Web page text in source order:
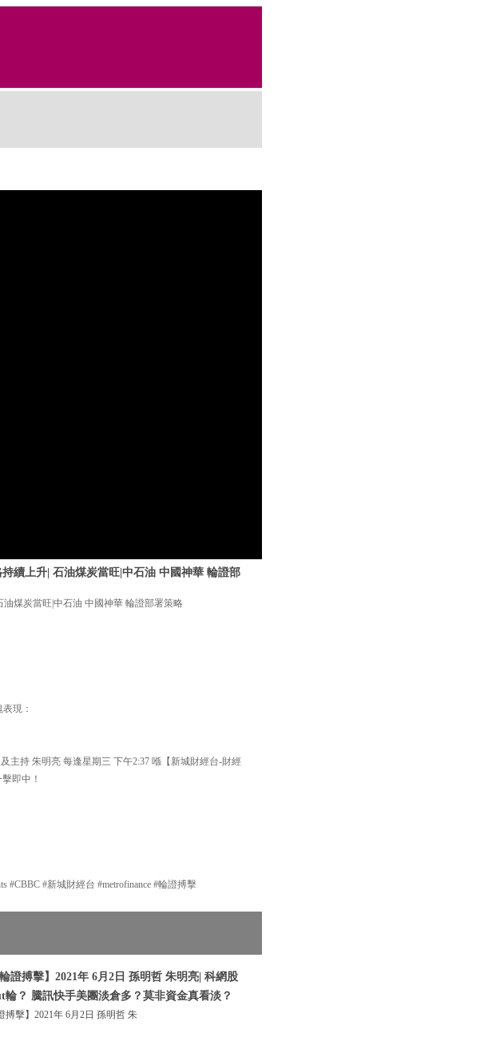
續上升| 石油煤炭當旺|中石油 中國神華 輪證部
油煤炭當旺|中石油 中國神華 輪證部署策略
現：
主持 朱明亮 每逢星期三 下午2:37 喺【新城財經台-財經
即中！
#CBBC #新城財經台 #metrofinance #輪證搏擊
證搏擊】2021年 6月2日 孫明哲 朱明亮| 科網股
輪？ 騰訊快手美團淡倉多？莫非資金真看淡？
搏擊】2021年 6月2日 孫明哲 朱